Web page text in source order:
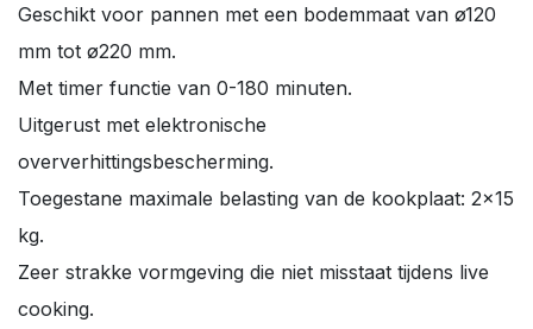
Geschikt voor pannen met een bodemmaat van ø120
mm tot ø220 mm.
Met timer functie van 0-180 minuten.
Uitgerust met elektronische
oververhittingsbescherming.
Toegestane maximale belasting van de kookplaat: 2x15
kg.
Zeer strakke vormgeving die niet misstaat tijdens live
cooking.